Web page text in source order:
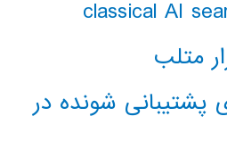
متلب
شونده در